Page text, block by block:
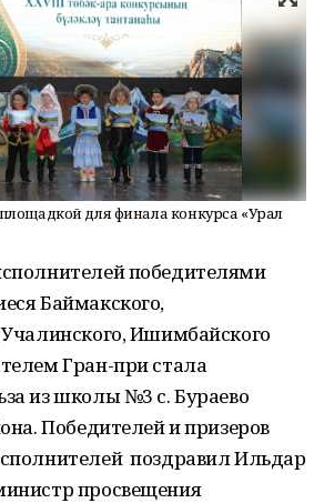
для финала конкурса «Урал
победителями
Баймакского,
Учалинского, Ишимбайского
Гран-при стала
из школы №3 с. Бураево
Победителей и призеров
поздравил Ильдар
просвещения